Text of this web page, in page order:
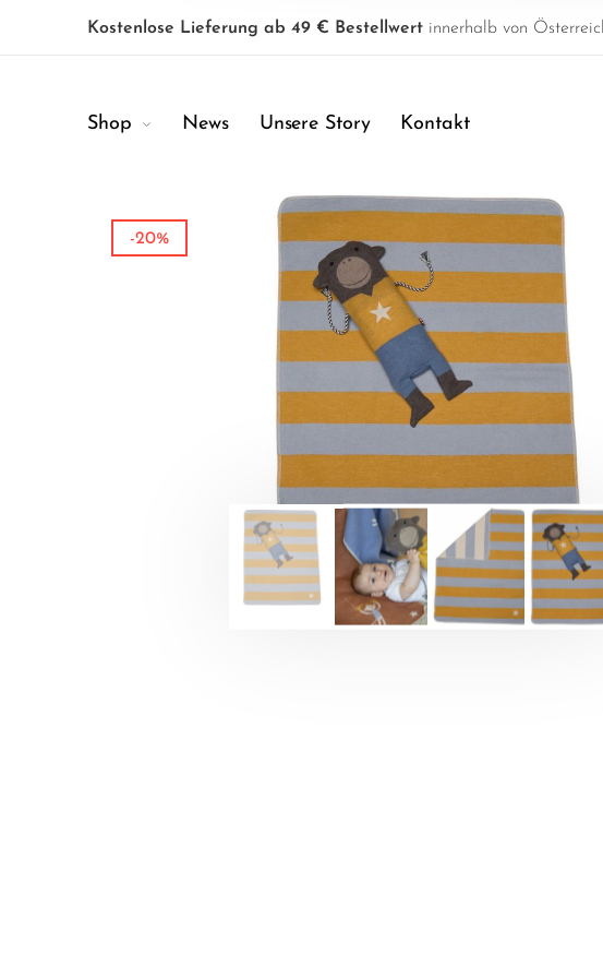
Kostenlose Lieferung ab 49 € Bestellwert innerhalb von
Shop News Unsere Story Kontakt
-20%